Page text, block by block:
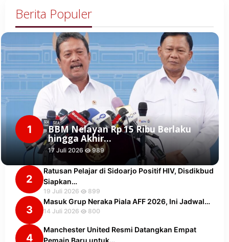
Berita Populer
1 BBM Nelayan Rp 15 Ribu Berlaku
hingga Akhir…
17 Juli 2026 989
2
Ratusan Pelajar di Sidoarjo Positif HIV, Disdikbud
Siapkan…
19 Juli 2026 899
3
Masuk Grup Neraka Piala AFF 2026, Ini Jadwal…
14 Juli 2026 800
4
Manchester United Resmi Datangkan Empat
Pemain Baru untuk…